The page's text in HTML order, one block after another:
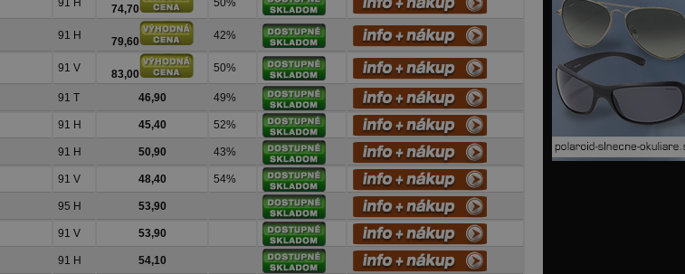
91 H 74,70 50%
91 H 79,60 42%
91 V 83,00 50%
91 T 46,90 49%
91 H 45,40 52%
91 H 50,90 43%
91 V 48,40 54%
95 H 53,90
91 V 53,90
91 H 54,10